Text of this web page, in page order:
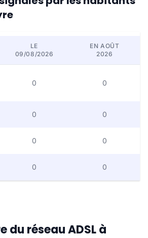
LE
09/08/2026
EN AOÛT
2026
0 0
0 0
0 0
0 0
du réseau ADSL à